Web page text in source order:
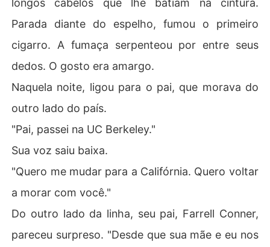
longos cabelos que lhe batiam na cintura.
Parada diante do espelho, fumou o primeiro
cigarro. A fumaça serpenteou por entre seus
dedos. O gosto era amargo.
Naquela noite, ligou para o pai, que morava do
outro lado do país.
"Pai, passei na UC Berkeley."
Sua voz saiu baixa.
"Quero me mudar para a Califórnia. Quero voltar
a morar com você."
Do outro lado da linha, seu pai, Farrell Conner,
pareceu surpreso. "Desde que sua mãe e eu nos